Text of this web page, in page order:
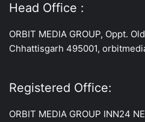
Head Office :
ORBIT MEDIA GROUP, Oppt.
Chhattisgarh 495001,
Registered Office:
ORBIT MEDIA GROUP INN24